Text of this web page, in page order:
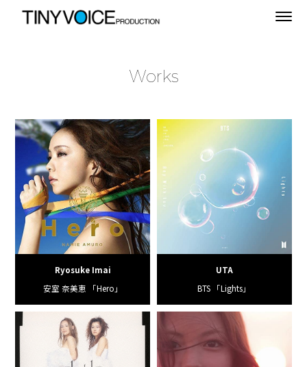
Works
Ryosuke Imai
安室 奈美恵 「Hero」
UTA
BTS 「Lights」